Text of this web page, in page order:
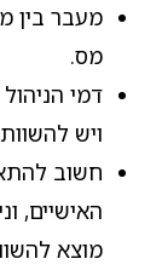
מעבר בין
מס.
דמי
ויש
חשוב
האישיים,
מוצא